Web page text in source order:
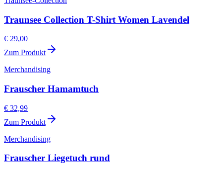
Traunsee Collection T-Shirt Women Lavendel
€ 29,00
Zum Produkt
Merchandising
Frauscher Hamamtuch
€ 32,99
Zum Produkt
Merchandising
Frauscher Liegetuch rund